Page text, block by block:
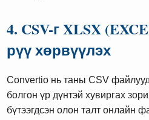
4. CSV-г XLSX
рүү хөрвүүлэх
Convertio нь таны CSV
болгон үр дүнтэй хувиргах
бүтээгдсэн олон талт онлайн